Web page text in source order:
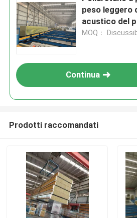
peso leggero
acustico del
di lana di
MOQ：
Continua
Prodotti raccomandati